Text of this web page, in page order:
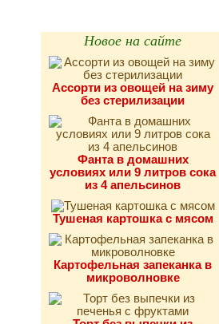
Новое на сайте
Ассорти из овощей на зиму
без стерилизации
Фанта в домашних
условиях или 9 литров сока
из 4 апельсинов
Тушеная картошка с мясом
Картофельная запеканка в
микроволновке